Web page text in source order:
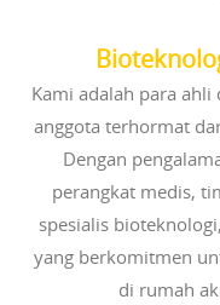
Kami adalah para
anggota terhormat
Dengan
perangkat medis,
spesialis
yang berkomitmen
di rumah